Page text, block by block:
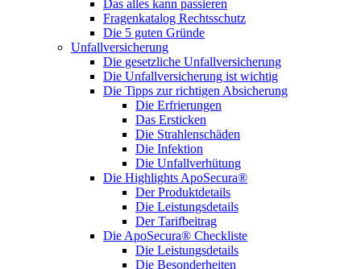
Das alles kann passieren
Fragenkatalog Rechtsschutz
Die 5 guten Gründe
Unfallversicherung
Die gesetzliche Unfallversicherung
Die Unfallversicherung ist wichtig
Die Tipps zur richtigen Absicherung
Die Erfrierungen
Das Ersticken
Die Strahlenschäden
Die Infektion
Die Unfallverhütung
Die Highlights ApoSecura®
Der Produktdetails
Die Leistungsdetails
Der Tarifbeitrag
Die ApoSecura® Checkliste
Die Leistungsdetails
Die Besonderheiten